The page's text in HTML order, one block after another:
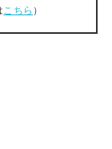
こちら ）